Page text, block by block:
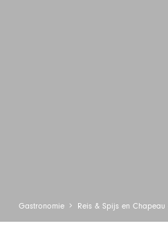
Gastronomie Reis & Spijs en